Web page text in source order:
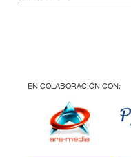
EN COLABORACIÓN CON: